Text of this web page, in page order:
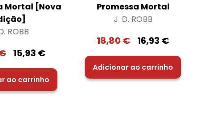
Mortal [Nova
ROBB
15,93 €
ao carrinho
Promessa Mortal
J. D. ROBB
18,80€ 16,93 €
Adicionar ao carrinho